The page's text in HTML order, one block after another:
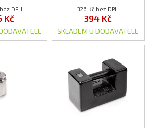
DPH
Kč
326 Kč bez DPH
394 Kč
SKLADEM U DODAVATELE